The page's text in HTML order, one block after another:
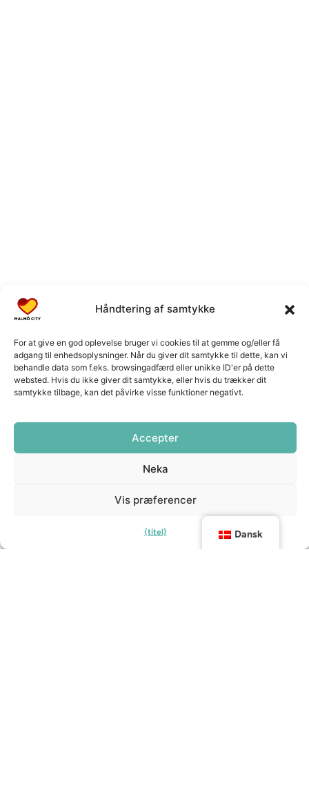
Håndtering af samtykke
For at give en god oplevelse bruger vi cookies til at gemme og/eller få
adgang til enhedsoplysninger. Når du giver dit samtykke til dette, kan vi
behandle data som f.eks. browsingadfærd eller unikke ID'er på dette
websted. Hvis du ikke giver dit samtykke, eller hvis du trækker dit
samtykke tilbage, kan det påvirke visse funktioner negativt.
Accepter
Neka
Vis præferencer
{titel} Dansk